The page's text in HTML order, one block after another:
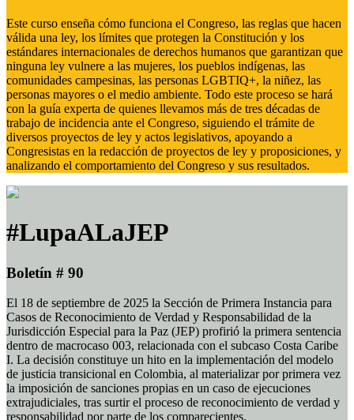
Este curso enseña cómo funciona el Congreso, las reglas que hacen
válida una ley, los límites que protegen la Constitución y los
estándares internacionales de derechos humanos que garantizan que
ninguna ley vulnere a las mujeres, los pueblos indígenas, las
comunidades campesinas, las personas LGBTIQ+, la niñez, las
personas mayores o el medio ambiente. Todo este proceso se hará
con la guía experta de quienes llevamos más de tres décadas de
trabajo de incidencia ante el Congreso, siguiendo el trámite de
diversos proyectos de ley y actos legislativos, apoyando a
Congresistas en la redacción de proyectos de ley y proposiciones, y
analizando el comportamiento del Congreso y sus resultados.
#LupaALaJEP
Boletín # 90
El 18 de septiembre de 2025 la Sección de Primera Instancia para
Casos de Reconocimiento de Verdad y Responsabilidad de la
Jurisdicción Especial para la Paz (JEP) profirió la primera sentencia
dentro de macrocaso 003, relacionada con el subcaso Costa Caribe
I. La decisión constituye un hito en la implementación del modelo
de justicia transicional en Colombia, al materializar por primera vez
la imposición de sanciones propias en un caso de ejecuciones
extrajudiciales, tras surtir el proceso de reconocimiento de verdad y
responsabilidad por parte de los comparecientes.